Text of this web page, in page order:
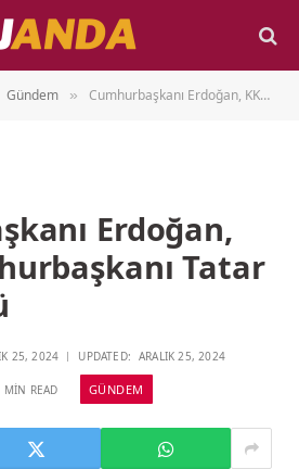
Gündem » Cumhurbaşkanı Erdoğan, KKTC Cumhurbaşkanı Tatar ile görüştü
Erdoğan,
Tatar
25, 2024 UPDATED: ARALIK 25, 2024
MIN READ GÜNDEM